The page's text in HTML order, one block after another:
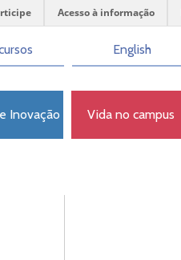
Acesso à informação
English
Inovação Vida no campus